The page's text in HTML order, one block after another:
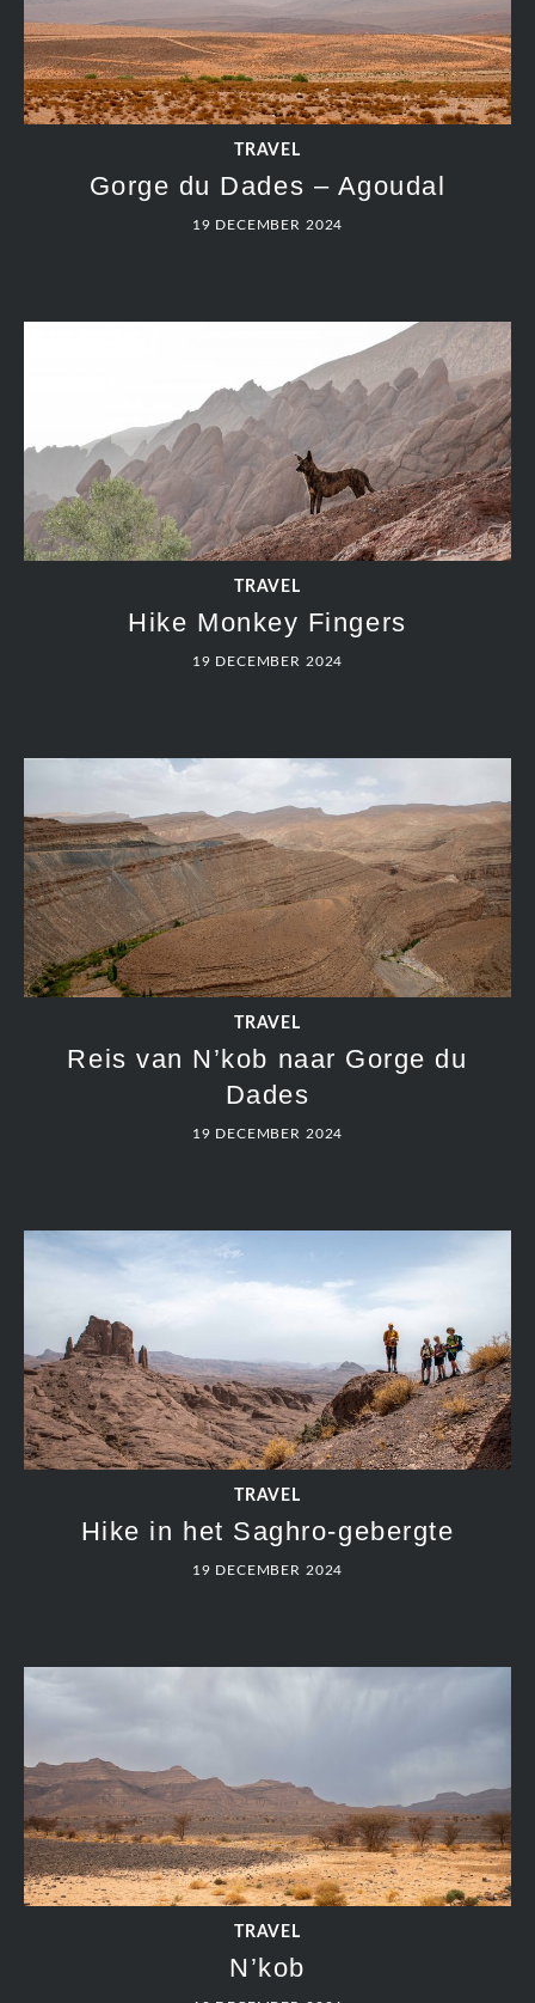
TRAVEL
Gorge du Dades – Agoudal
19 DECEMBER 2024
TRAVEL
Hike Monkey Fingers
19 DECEMBER 2024
TRAVEL
Reis van N’kob naar Gorge du
Dades
19 DECEMBER 2024
TRAVEL
Hike in het Saghro-gebergte
19 DECEMBER 2024
TRAVEL
N’kob